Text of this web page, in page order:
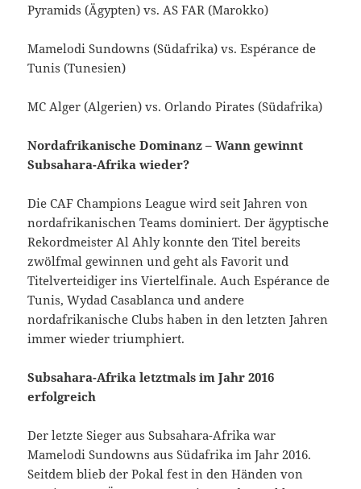
Pyramids (Ägypten) vs. AS FAR (Marokko)
Mamelodi Sundowns (Südafrika) vs. Espérance de
Tunis (Tunesien)
MC Alger (Algerien) vs. Orlando Pirates (Südafrika)
Nordafrikanische Dominanz – Wann gewinnt
Subsahara-Afrika wieder?
Die CAF Champions League wird seit Jahren von
nordafrikanischen Teams dominiert. Der ägyptische
Rekordmeister Al Ahly konnte den Titel bereits
zwölfmal gewinnen und geht als Favorit und
Titelverteidiger ins Viertelfinale. Auch Espérance de
Tunis, Wydad Casablanca und andere
nordafrikanische Clubs haben in den letzten Jahren
immer wieder triumphiert.
Subsahara-Afrika letztmals im Jahr 2016
erfolgreich
Der letzte Sieger aus Subsahara-Afrika war
Mamelodi Sundowns aus Südafrika im Jahr 2016.
Seitdem blieb der Pokal fest in den Händen von